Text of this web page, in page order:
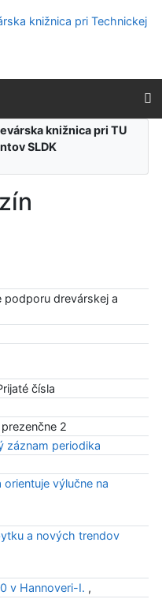
knižnica pri TU
SLDK
drevárskej a
čísla
2
záznam periodika
orientuje výlučne na
a nových trendov
v Hannoveri-I. ,